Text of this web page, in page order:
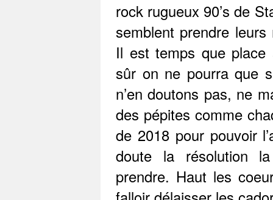
rock rugueux 90’s de
semblent prendre
Il est temps que
sûr on ne pourra que
n’en doutons pas, ne
des pépites comme
de 2018 pour pouvoir
doute la résolution
prendre. Haut les